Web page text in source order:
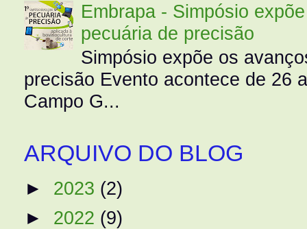
Embrapa - Simpósio
pecuária de precisão
Simpósio expõe os
precisão Evento acontece de 26
Campo G...
ARQUIVO DO BLOG
► 2023 (2)
► 2022 (9)